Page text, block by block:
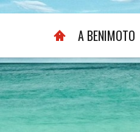
A BENIMOTO